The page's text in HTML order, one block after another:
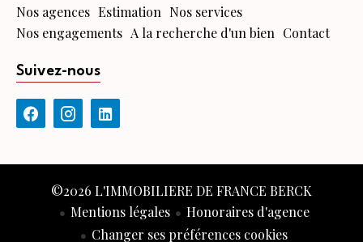
Nos agences Estimation Nos services
Nos engagements A la recherche d'un bien Contact
Suivez-nous
©2026 L'IMMOBILIERE DE FRANCE BERCK
Mentions légales
Honoraires d'agence
Changer ses préférences cookies